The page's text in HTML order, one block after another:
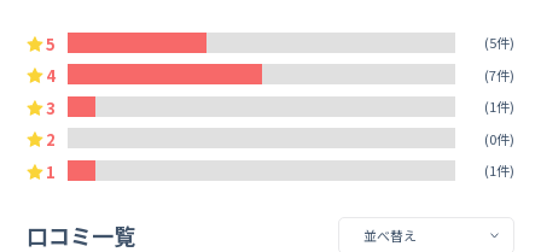
5 (5件)
4 (7件)
3 (1件)
2 (0件)
1 (1件)
口コミ一覧